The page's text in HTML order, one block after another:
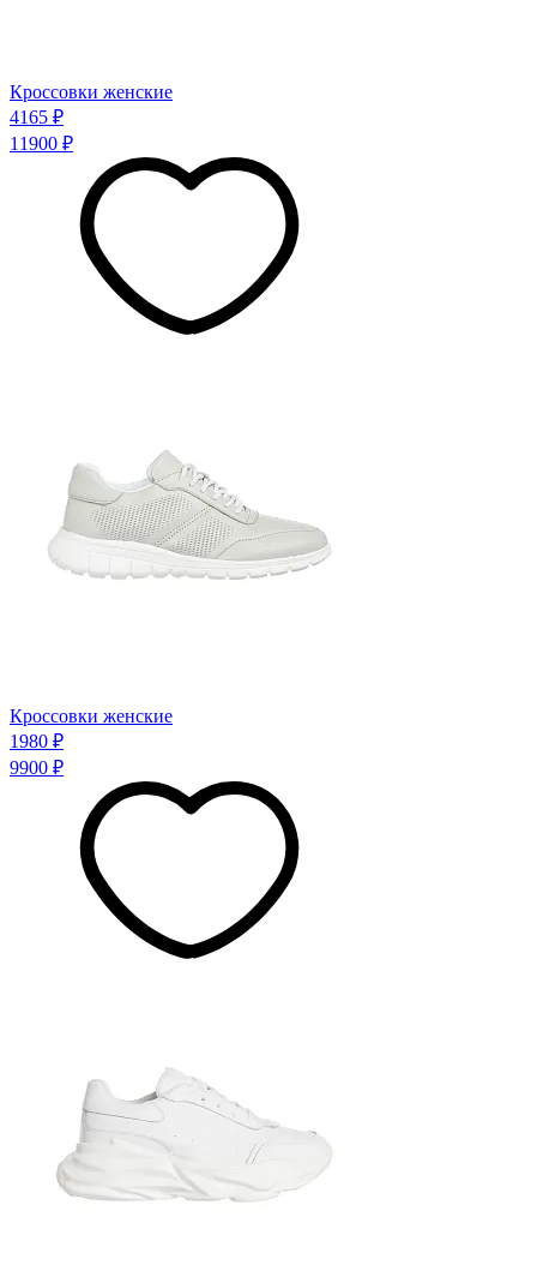
Кроссовки женские
4165 ₽
11900 ₽
Кроссовки женские
1980 ₽
9900 ₽